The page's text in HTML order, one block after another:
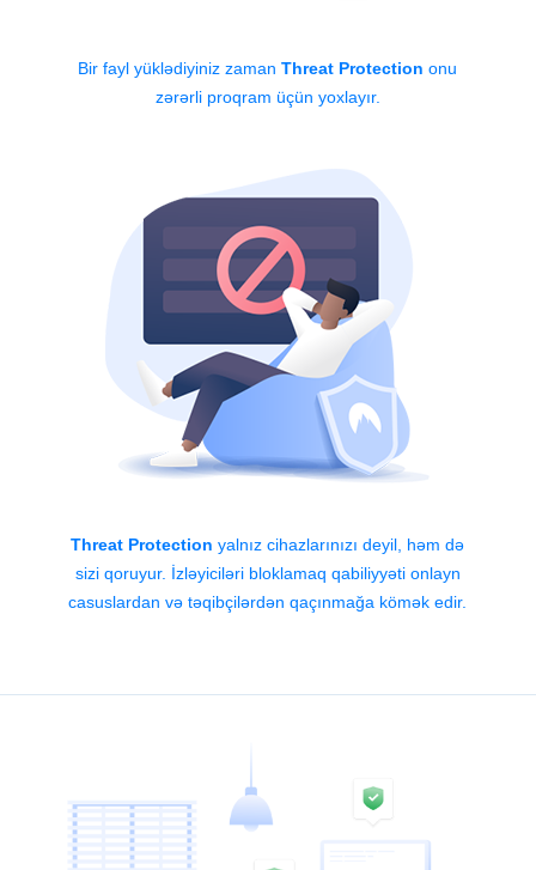
Bir fayl yüklədiyiniz zamanThreat Protection onu
zərərli proqram üçün yoxlayır.
Threat Protection yalnız cihazlarınızı deyil, həm də
sizi qoruyur. İzləyiciləri bloklamaq qabiliyyəti onlayn
casuslardan və təqibçilərdən qaçınmağa kömək edir.